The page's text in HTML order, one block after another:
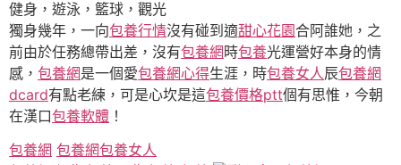
健身，遊泳，籃球，觀光
獨身幾年，一向包養行情沒有碰到適甜心花園合阿誰她，之
前由於任務總帶出差，沒有包養網 時包養光運營好本身的情
感， 包養網是一個愛包養網心得生涯，時包養女人辰包養網
dcard有點老練，可是心坎是這包養價格ptt個有思惟，今朝
在漢口包養軟體 ！
包養網 包養網包養女人